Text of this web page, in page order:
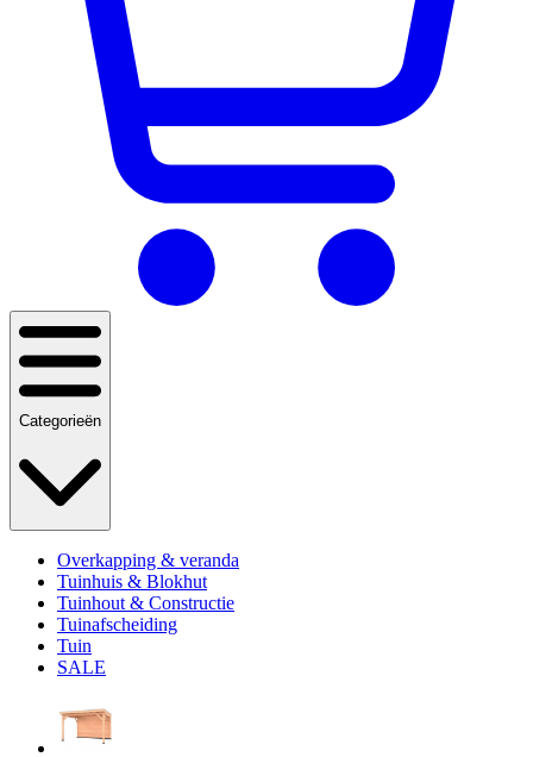
Categorieën
Overkapping & veranda
Tuinhuis & Blokhut
Tuinhout & Constructie
Tuinafscheiding
Tuin
SALE